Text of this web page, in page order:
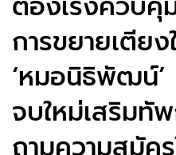
การขยายเตีย
‘หมอนิธิพัฒน์
จบใหม่เสริมทั
ถามความสมัค